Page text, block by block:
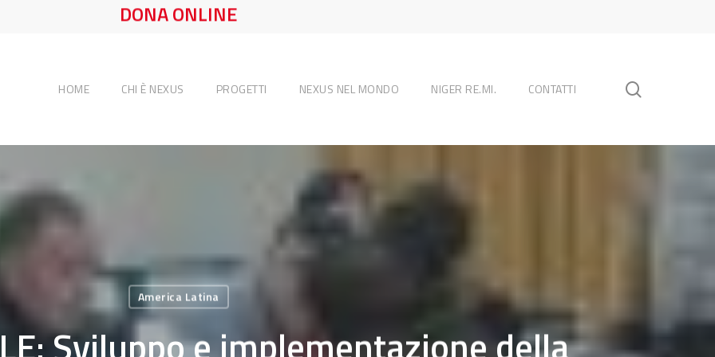
DONA ONLINE
HOME CHI È NEXUS PROGETTI NEXUS NEL MONDO NIGER RE.MI. CONTATTI
America Latina